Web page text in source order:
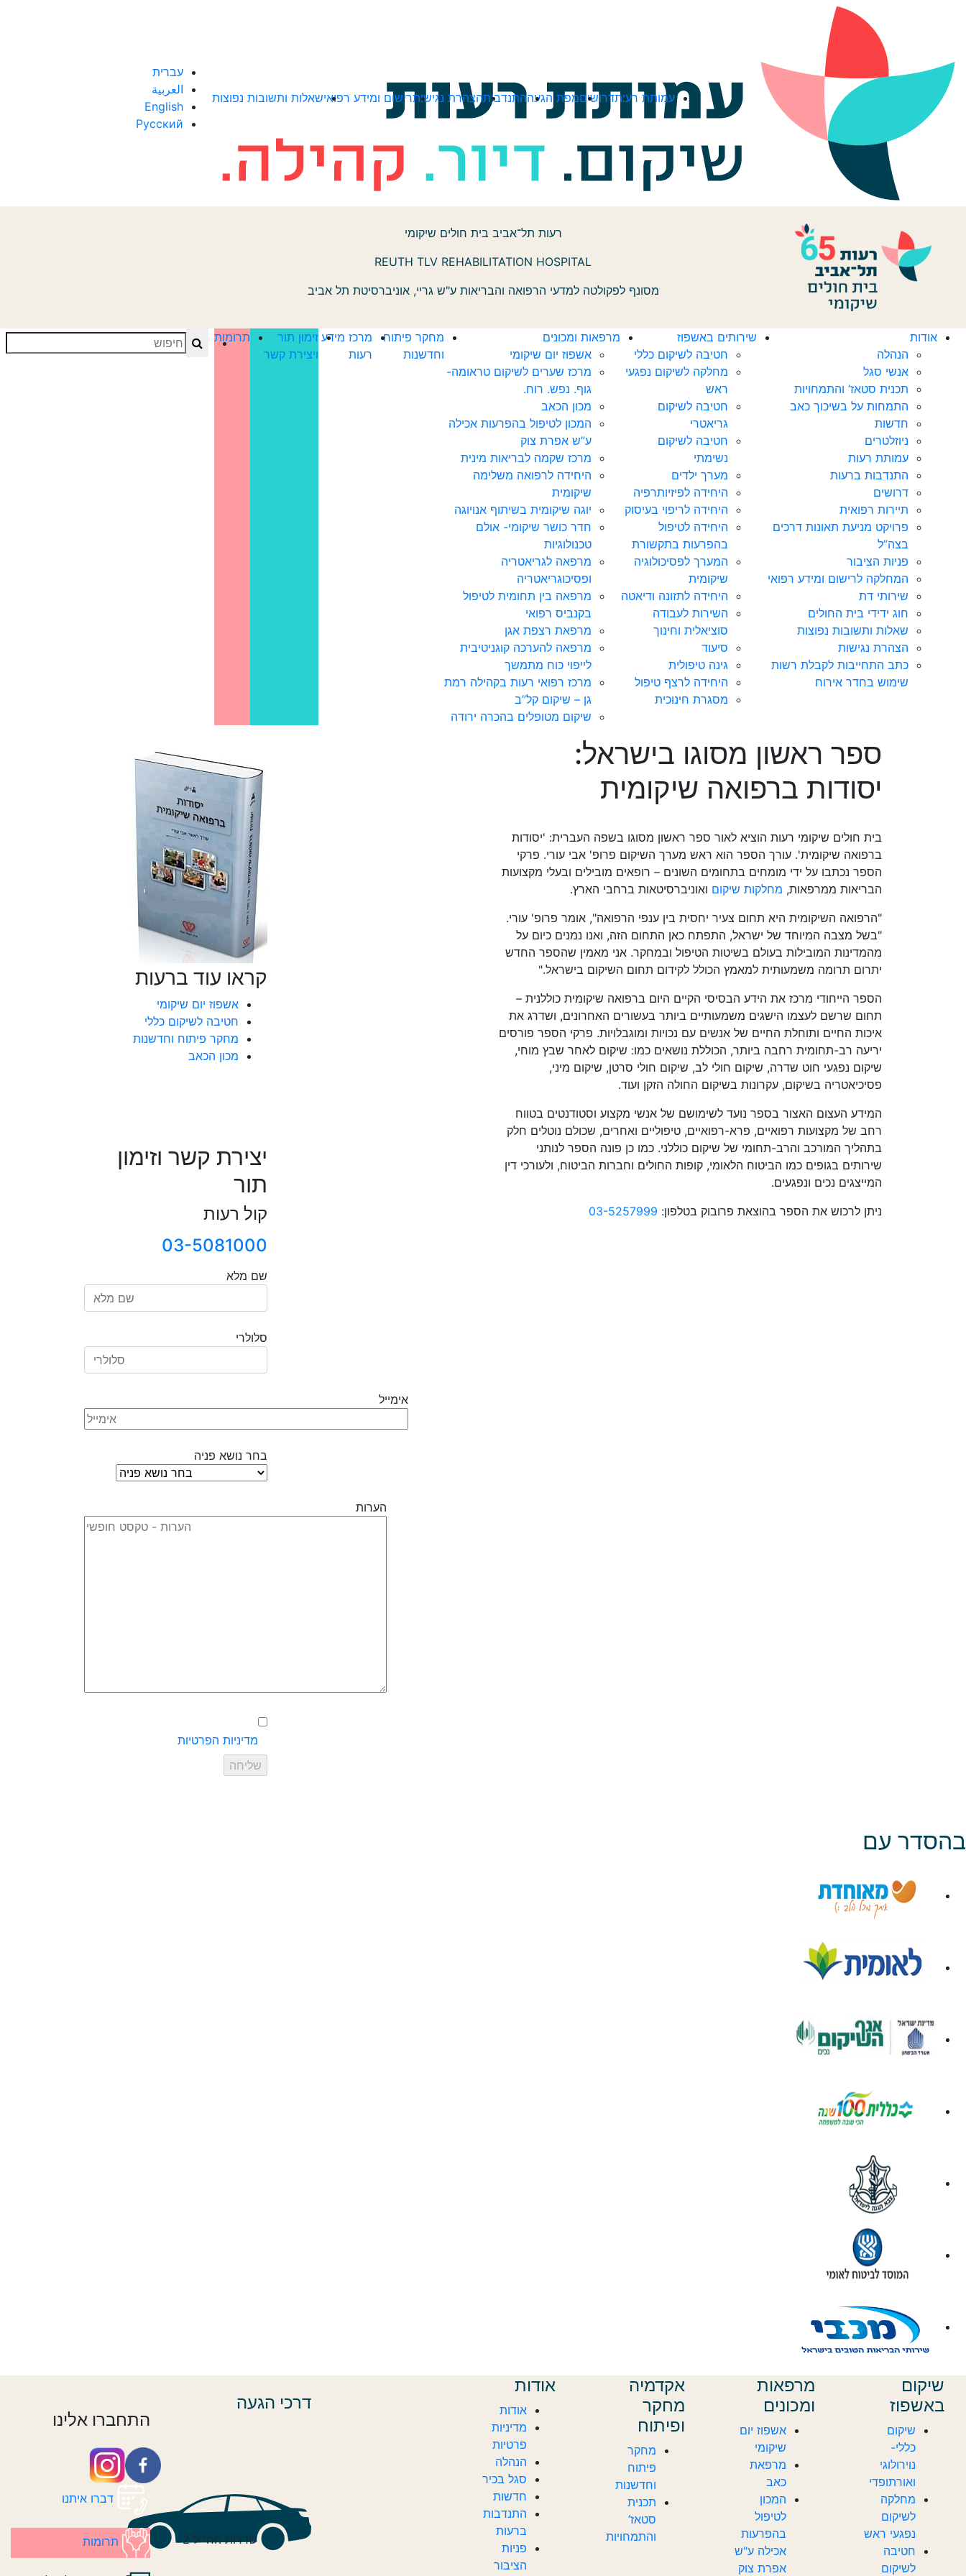
עמותת רעותדרושיםמפת הגעההתנדבותהצהרת נגישותרישום ומידע רפואישאלות ותשובות נפוצות
עברית
العربية
English
Русский
רעות תל־אביב בית חולים שיקומי
REUTH TLV REHABILITATION HOSPITAL
מסונף לפקולטה למדעי הרפואה והבריאות ע"ש גריי, אוניברסיטת תל אביב
אודות
הנהלה
אנשי סגל
תכנית סטאז’ והתמחויות
התמחות על בשיכוך כאב
חדשות‎‎
ניוזלטרים
עמותת רעות
התנדבות ברעות
דרושים
תיירות רפואית
פרויקט מניעת תאונות דרכים
בצה”ל
פניות הציבור
המחלקה לרישום ומידע רפואי
שירותי דת
חוג ידידי בית החולים
שאלות ותשובות נפוצות
הצהרת נגישות
כתב התחייבות לקבלת רשות
שימוש בחדר אירוח
שירותים באשפוז
חטיבה לשיקום כללי
מחלקה לשיקום נפגעי
ראש
חטיבה לשיקום
גריאטרי
חטיבה לשיקום
נשימתי
מערך ילדים
היחידה לפיזיותרפיה
היחידה לריפוי בעיסוק
היחידה לטיפול
בהפרעות בתקשורת
המערך לפסיכולוגיה
שיקומית
היחידה לתזונה ודיאטה
השירות לעבודה
סוציאלית וחינוך
סיעוד
גינה טיפולית
היחידה לרצף טיפול
מסגרת חינוכית
מרפאות ומכונים
אשפוז יום שיקומי
מרכז שערים לשיקום טראומה-
גוף. נפש. רוח.
מכון הכאב
המכון לטיפול בהפרעות אכילה
ע”ש אפרת צוק
מרכז שקמה לבריאות מינית
היחידה לרפואה משלימה
שיקומית
יוגה שיקומית בשיתוף אנויוגה
חדר כושר שיקומי- אולם
טכנולוגיות
מרפאה לגריאטריה
ופסיכוגריאטריה
מרפאה בין תחומית לטיפול
בקנביס רפואי
מרפאת רצפת אגן
מרפאה להערכה קוגניטיבית
לייפוי כוח מתמשך
מרכז רפואי רעות בקהילה רמת
גן – שיקום קל”ב
שיקום מטופלים בהכרה ירודה
מחקר פיתוח
וחדשנות
מרכז מידע
רעות
זימון תור
ויצירת קשר
תרומות Search
ספר ראשון מסוגו בישראל:
יסודות ברפואה שיקומית
בית חולים שיקומי רעות הוציא לאור ספר ראשון מסוגו בשפה העברית: 'יסודות
ברפואה שיקומית'. עורך הספר הוא ראש מערך השיקום פרופ' אבי עורי. פרקי
הספר נכתבו על ידי מומחים בתחומים השונים – רופאים מובילים ובעלי מקצועות
הבריאות ממרפאות, מחלקות שיקום ואוניברסיטאות ברחבי הארץ.
"הרפואה השיקומית היא תחום צעיר יחסית בין ענפי הרפואה", אומר פרופ' עורי.
"בשל מצבה המיוחד של ישראל, התפתח כאן התחום הזה, ואנו נמנים כיום על
מהמדינות המובילות בעולם בשיטות הטיפול ובמחקר. אני מאמין שהספר החדש
יתרום תרומה משמעותית למאמץ הכולל לקידום תחום השיקום בישראל."
הספר הייחודי מרכז את הידע הבסיסי הקיים היום ברפואה שיקומית כוללנית –
תחום שרשם לעצמו הישגים משמעותיים ביותר בעשורים האחרונים, ושדרג את
איכות החיים ותוחלת החיים של אנשים עם נכויות ומוגבלויות. פרקי הספר פורסים
יריעה רב-תחומית רחבה ביותר, הכוללת נושאים כמו: שיקום לאחר שבץ מוחי,
שיקום נפגעי חוט שדרה, שיקום חולי לב, שיקום חולי סרטן, שיקום מיני,
פסיכיאטריה בשיקום, עקרונות בשיקום החולה הזקן ועוד.
המידע העצום האצור בספר נועד לשימושם של אנשי מקצוע וסטודנטים בטווח
רחב של מקצועות רפואיים, פרא-רפואיים, טיפוליים ואחרים, שכולם נוטלים חלק
בתהליך המורכב והרב-תחומי של שיקום כוללני. כמו כן פונה הספר לנותני
שירותים בגופים כמו הביטוח הלאומי, קופות החולים וחברות הביטוח, ולעורכי דין
המייצגים נכים ונפגעים.
ניתן לרכוש את הספר בהוצאת פרובוק בטלפון: 03-5257999
קראו עוד ברעות
אשפוז יום שיקומי
חטיבה לשיקום כללי
מחקר פיתוח וחדשנות
מכון הכאב
יצירת קשר וזימון
תור
קול רעות
03-5081000
שם מלא
סלולרי
אימייל
בחר נושא פניה
הערות
מדיניות הפרטיות
בהסדר עם
שיקום
באשפוז
שיקום
כללי-
נוירולוגי
ואורתופדי
מחלקה
לשיקום
נפגעי ראש
חטיבה
לשיקום
מרפאות
ומכונים
אשפוז יום
שיקומי
מרפאת
כאב
המכון
לטיפול
בהפרעות
אכילה ע"ש
אפרת צוק
אקדמיה
מחקר
ופיתוח
מחקר
פיתוח
וחדשנות
תכנית
סטאז’
והתמחויות
אודות
אודות
מדיניות
פרטיות
הנהלה
סגל בכיר
חדשות‎‎
התנדבות
ברעות
פניות
הציבור
דרכי הגעה
שדרות החי"ל 2
התחברו אלינו
דברו איתנו
תרומות